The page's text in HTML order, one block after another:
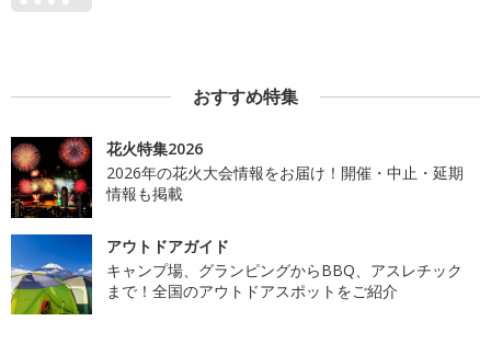
おすすめ特集
花火特集2026
2026年の花火大会情報をお届け！開催・中止・延期
情報も掲載
アウトドアガイド
キャンプ場、グランピングからBBQ、アスレチック
まで！全国のアウトドアスポットをご紹介